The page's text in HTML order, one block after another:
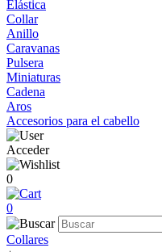
Elástica
Collar
Anillo
Caravanas
Pulsera
Miniaturas
Cadena
Aros
Accesorios para el cabello
Acceder
0
0
Collares